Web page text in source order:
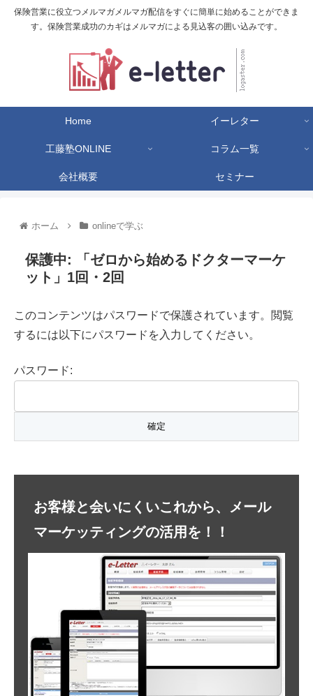
保険営業に役立つメルマガメルマガ配信をすぐに簡単に始めることができま
す。保険営業成功のカギはメルマガによる見込客の囲い込みです。
Home イーレター
工藤塾ONLINE コラム一覧
会社概要 セミナー
ホーム onlineで学ぶ
保護中: 「ゼロから始めるドクターマーケ
ット」1回・2回
このコンテンツはパスワードで保護されています。閲覧
するには以下にパスワードを入力してください。
パスワード:
お客様と会いにくいこれから、メール
マーケッティングの活用を！！